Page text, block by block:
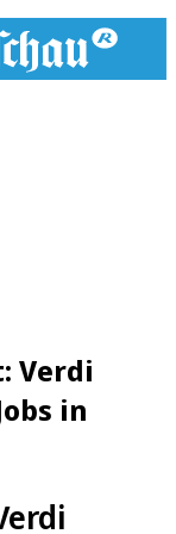
Verdi
in